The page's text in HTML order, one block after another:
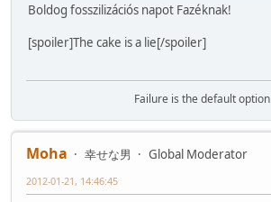
Boldog fosszilizációs napot Fazéknak!
[spoiler]The cake is a lie[/spoiler]
Failure is the default option
Moha 幸せな男
Global Moderator
2012-01-21, 14:46:45